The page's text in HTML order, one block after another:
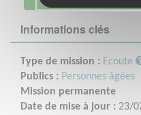
Informations clés
Type de mission : Ecoute
Publics : Personnes âgées
Mission permanente
Date de mise à jour : 23/